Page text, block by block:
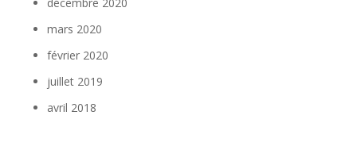
mars 2020
février 2020
juillet 2019
avril 2018